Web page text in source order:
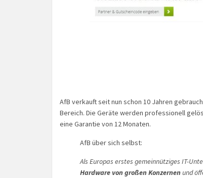
AfB verkauft seit nun schon 10 Jahren
Bereich. Die Geräte werden professionell
eine Garantie von 12 Monaten.
AfB über sich selbst:
Als Europas erstes gemeinnütziges IT-
Hardware von großen Konzernen und